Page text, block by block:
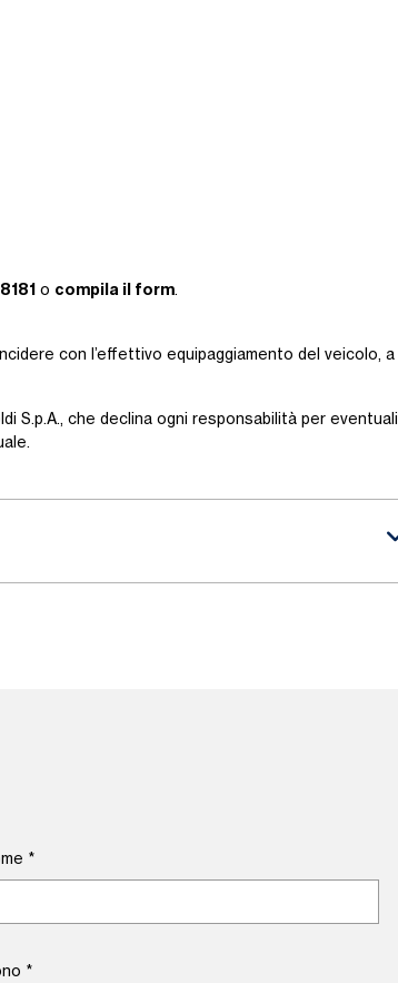
o compila il form.
con l’effettivo equipaggiamento del veicolo, a
che declina ogni responsabilità per eventuali
*
*